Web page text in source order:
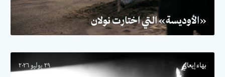
«الأوديسة» التي اختارت نولان
بهاء إيعالي ٢٩ يوليو ٢٠٢٦